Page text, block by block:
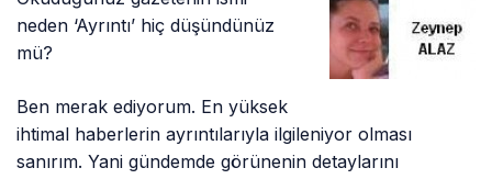
neden ‘Ayrıntı’ hiç düşündünüz
mü?
Ben merak ediyorum. En yüksek
ihtimal haberlerin ayrıntılarıyla ilgileniyor olması
sanırım. Yani gündemde görünenin detaylarını